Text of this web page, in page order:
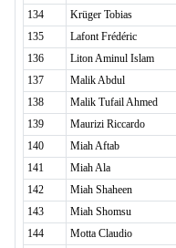
134
Krüger Tobias
135
Lafont Frédéric
136
Liton Aminul Islam
137
Malik Abdul
138
Malik Tufail Ahmed
139
Maurizi Riccardo
140
Miah Aftab
141
Miah Ala
142
Miah Shaheen
143
Miah Shomsu
144
Motta Claudio